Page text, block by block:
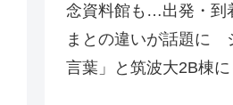
念資料館も…出発・到
まとの違いが話題に
言葉」と筑波大2B棟に